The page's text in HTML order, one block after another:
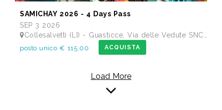
SAMICHAY 2026 - 4 Days Pass
SEP 3 2026
Collesalvetti (LI) - Guasticce, Via delle Vedute SNC - Lago Alberto, Tenuta Bellavista Insuese
posto unico € 115,00 ACQUISTA
Load More